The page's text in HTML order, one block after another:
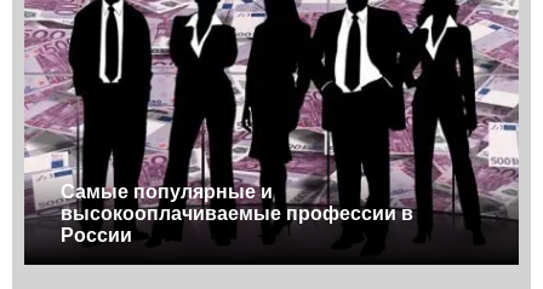
Самые популярные и
высокооплачиваемые профессии в
России